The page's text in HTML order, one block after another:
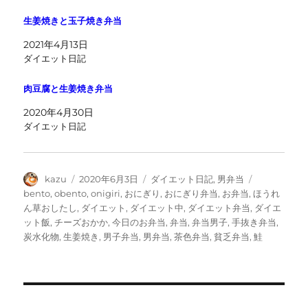
生姜焼きと玉子焼き弁当
2021年4月13日
ダイエット日記
肉豆腐と生姜焼き弁当
2020年4月30日
ダイエット日記
投
稿
者
kazu
投
稿
日:
2020年6月3日
カ
テ
ゴ
リ
ー
ダイエット日記, 男弁当
グ
bento,obento,onigiri, おにぎり , おにぎり弁当, お弁当,ほうれ
ん草おしたし, ダイエット , ダイエット中, ダイエット弁当, ダイエ
ット飯,チーズおかか,今日のお弁当,弁当,弁当男子,手抜き弁当,
炭水化物,生姜焼き , 男子弁当, 男弁当,茶色弁当,貧乏弁当,鮭